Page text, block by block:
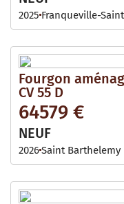
2025 Franqueville-
Fourgon
CV 55 D
64579 €
NEUF
2026Saint Barthelemy